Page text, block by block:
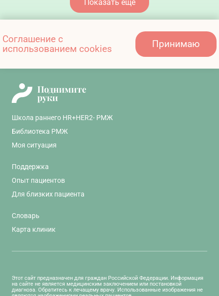
Показать ещё
Школа раннего HR+HER2- РМЖ
Библиотека РМЖ
Моя ситуация
Поддержка
Опыт пациентов
Для близких пациента
Словарь
Карта клиник
Этот сайт предназначен для граждан Российской Федерации. Информация
на сайте не является медицинским заключением или постановкой
диагноза. Обратитесь к лечащему врачу. Использованные изображения не
Соглашение с
использованием cookies
Принимаю